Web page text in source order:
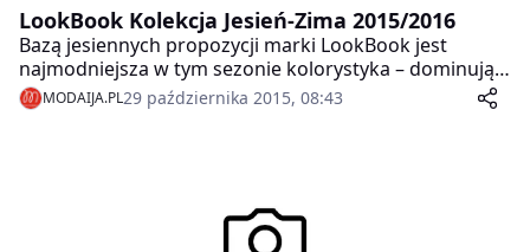
LookBook Kolekcja Jesień-Zima 2015/2016
Bazą jesiennych propozycji marki LookBook jest
najmodniejsza w tym sezonie kolorystyka – dominują
w niej: granat, burgund, zieleń oraz oczywiście
ponadczasowa czerń i biel.
MODAIJA.PL29 października 2015, 08:43